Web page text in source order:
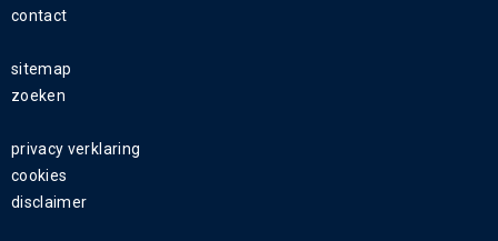
contact
sitemap
zoeken
privacy verklaring
cookies
disclaimer